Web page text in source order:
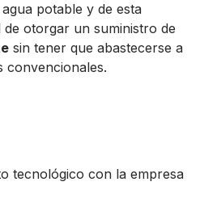
potable y de esta
otorgar un suministro de
sin tener que abastecerse a
convencionales.
tecnológico con la empresa